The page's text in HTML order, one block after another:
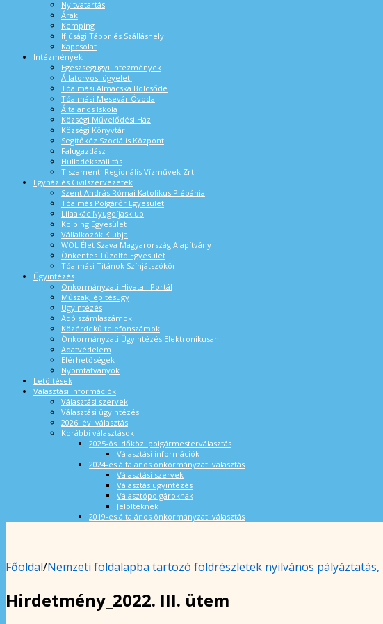
Nyitvatartás
Árak
Kemping
Ifjúsági Tábor és Szálláshely
Kapcsolat
Intézmények
Egészségügyi Intézmények
Állatorvosi ügyeleti
Tóalmási Almácska Bölcsőde
Tóalmási Mesevár Óvoda
Általános Iskola
Községi Művelődési Ház
Községi Könyvtár
Segítőkéz Szociális Központ
Falugazdász
Hulladékszállítás
Tiszamenti Regionális Vízművek Zrt.
Egyház és Civilszervezetek
Szent András Római Katolikus Plébánia
Tóalmás Polgárőr Egyesület
Lilaakác Nyugdíjasklub
Kolping Egyesület
Vállalkozók Klubja
WOL Élet Szava Magyarország Alapítvány
Önkéntes Tűzoltó Egyesület
Tóalmási Titánok Színjátszókör
Ügyintézés
Önkormányzati Hivatali Portál
Műszak, építésügy
Ügyintézés
Adó számlaszámok
Közérdekű telefonszámok
Önkormányzati Ügyintézés Elektronikusan
Adatvédelem
Elérhetőségek
Nyomtatványok
Letöltések
Választási információk
Választási szervek
Választási ügyintézés
2026. évi választás
Korábbi választások
2025-ös időközi polgármesterválasztás
Választási információk
2024-es általános önkormányzati választás
Választási szervek
Választás ügyintézés
Választópolgároknak
Jelölteknek
2019-es általános önkormányzati választás
Főoldal/Nemzeti földalapba tartozó földrészletek nyilvános
Hirdetmény_2022. III. ütem